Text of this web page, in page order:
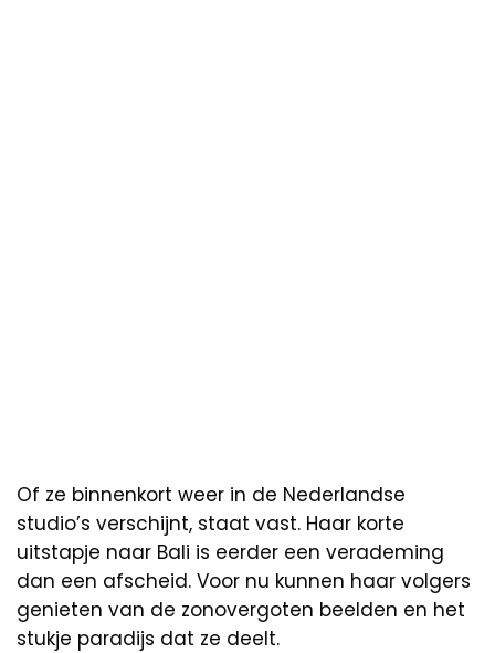
Of ze binnenkort weer in de Nederlandse
studio’s verschijnt, staat vast. Haar korte
uitstapje naar Bali is eerder een verademing
dan een afscheid. Voor nu kunnen haar volgers
genieten van de zonovergoten beelden en het
stukje paradijs dat ze deelt.